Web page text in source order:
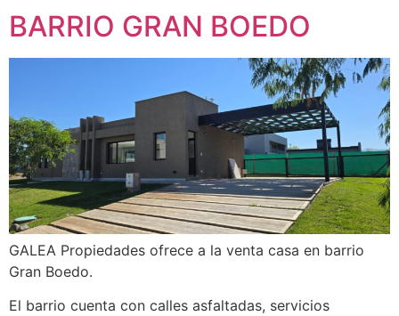
BARRIO GRAN BOEDO
GALEA Propiedades ofrece a la venta casa en barrio
Gran Boedo.
El barrio cuenta con calles asfaltadas, servicios